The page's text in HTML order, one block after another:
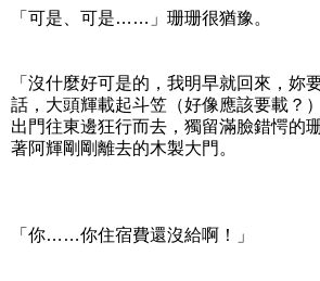
「可是、可是……」珊珊很猶豫。
「沒什麼好可是的，我明早就回來，妳
話，大頭輝載起斗笠（好像應該要載？
出門往東邊狂行而去，獨留滿臉錯愕的
著阿輝剛剛離去的木製大門。
「你……你住宿費還沒給啊！」